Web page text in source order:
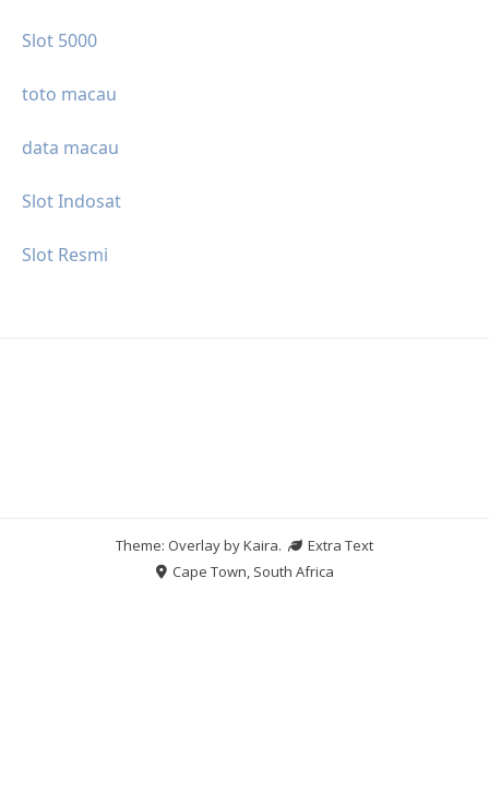
Slot 5000
toto macau
data macau
Slot Indosat
Slot Resmi
Theme: Overlay byKaira.
Extra Text
Cape Town, South Africa